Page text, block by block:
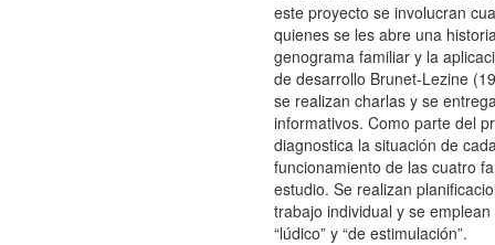
este proyecto se involucran
quienes se les abre una
genograma familiar y la
de desarrollo Brunet-Lezine
se realizan charlas y se
informativos. Como parte del
diagnostica la situación de
funcionamiento de las cuatro
estudio. Se realizan
trabajo individual y se
“lúdico” y “de estimulación”.